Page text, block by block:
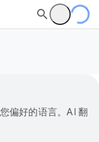
偏好的语言。AI 翻